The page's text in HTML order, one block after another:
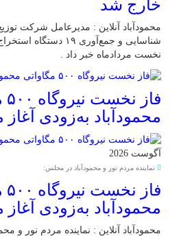
خارج شد
محمودآباد آنلاین : مدیرعامل شرکت
شناسایی و جمع‌آوری ۱۹
نخست مردادماه خبر داد .
محمودآباد به‌زودی
آگوست 2026
نماینده مردم نور و محمودآباد در مجلس:
محمودآباد به‌زودی
محمودآباد آنلاین : نماینده مردم نور و